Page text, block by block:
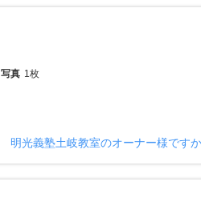
写真 1枚
明光義塾土岐教室のオーナー様です